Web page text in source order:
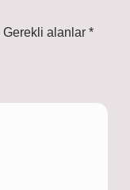
Gerekli alanlar *